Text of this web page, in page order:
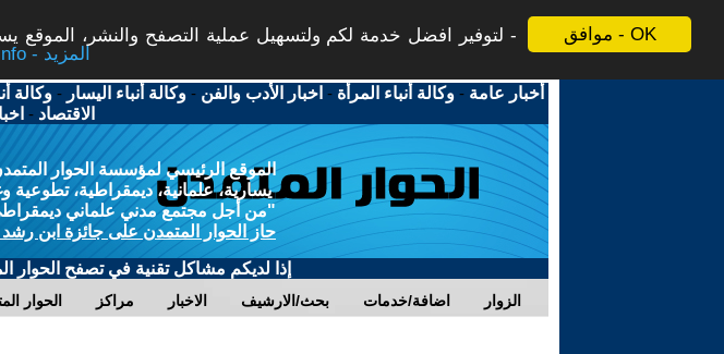
موافق - OK
لتوفير افضل خدمة لكم ولتسهيل عملية التصفح والنشر، الموقع
More info - المزيد
أخبار عامة -وكالة أنباء المرأة - اخبار الأدب والفن -وكالة أنباء اليسار -وكالة
الاقتصاد -
الموقع الرئيسي لمؤسسة الحوار
يسارية، علمانية، ديمقراطية، تطوعية
"من أجل مجتمع مدني علماني ديمقراطي
حاز الحوار المتمدن على جائزة ابن رشد
إذا لديكم مشاكل تقنية في تصفح الحوار
الحوار مراكز الاخبار بحث/الارشيف اضافة/خدمات الزوار